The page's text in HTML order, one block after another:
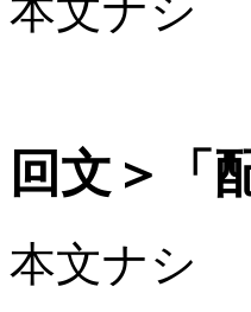
本文ナシ
回文＞「
本文ナシ